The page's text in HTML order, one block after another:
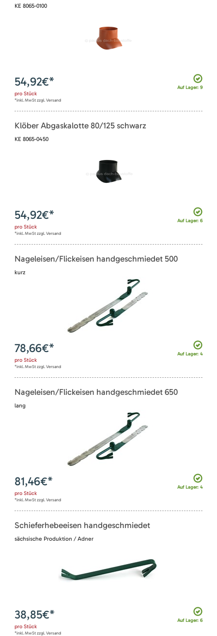
KE 8065-0100
Auf Lager: 9
54,92€*
pro Stück
*inkl. MwSt zzgl. Versand
Klöber Abgaskalotte 80/125 schwarz
KE 8065-0450
Auf Lager: 6
54,92€*
pro Stück
*inkl. MwSt zzgl. Versand
Nageleisen/Flickeisen handgeschmiedet 500
kurz
Auf Lager: 4
78,66€*
pro Stück
*inkl. MwSt zzgl. Versand
Nageleisen/Flickeisen handgeschmiedet 650
lang
Auf Lager: 4
81,46€*
pro Stück
*inkl. MwSt zzgl. Versand
Schieferhebeeisen handgeschmiedet
sächsische Produktion / Adner
Auf Lager: 6
38,85€*
pro Stück
*inkl. MwSt zzgl. Versand